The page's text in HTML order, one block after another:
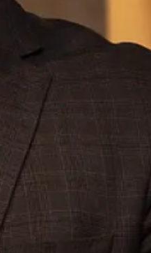
por idade, gênero,
o engajamento inicial. Isso
ser acompanhado desde a
do cliente e o valor